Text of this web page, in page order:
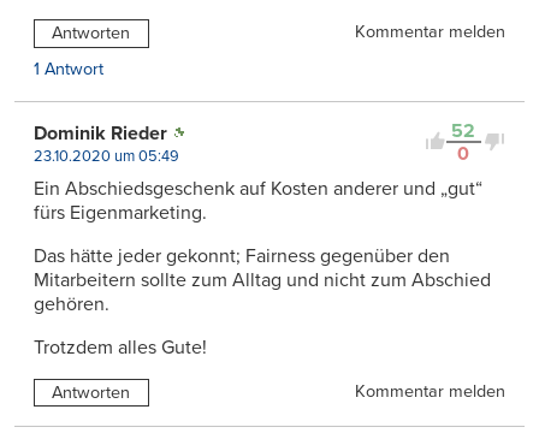
Antworten
Kommentar melden
1 Antwort
52
0
Dominik Rieder
23.10.2020 um 05:49
Ein Abschiedsgeschenk auf Kosten anderer und „gut“
fürs Eigenmarketing.
Das hätte jeder gekonnt; Fairness gegenüber den
Mitarbeitern sollte zum Alltag und nicht zum Abschied
gehören.
Trotzdem alles Gute!
Antworten Kommentar melden